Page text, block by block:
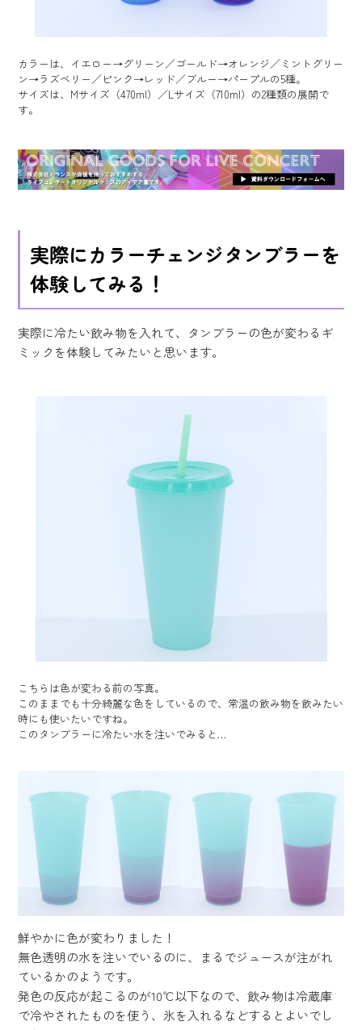
カラーは、イエロー→グリーン／ゴールド→オレンジ／ミントグリー
ン→ラズベリー／ピンク→レッド／ブルー→パープルの5種。
サイズは、Mサイズ（470ml）／Lサイズ（710ml）の2種類の展開で
す。
実際にカラーチェンジタンブラーを
体験してみる！
実際に冷たい飲み物を入れて、タンブラーの色が変わるギ
ミックを体験してみたいと思います。
こちらは色が変わる前の写真。
このままでも十分綺麗な色をしているので、常温の飲み物を飲みたい
時にも使いたいですね。
このタンブラーに冷たい水を注いでみると…
鮮やかに色が変わりました！
無色透明の水を注いでいるのに、まるでジュースが注がれ
ているかのようです。
発色の反応が起こるのが10℃以下なので、飲み物は冷蔵庫
で冷やされたものを使う、氷を入れるなどするとよいでし